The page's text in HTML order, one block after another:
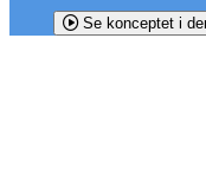
Se konceptet i